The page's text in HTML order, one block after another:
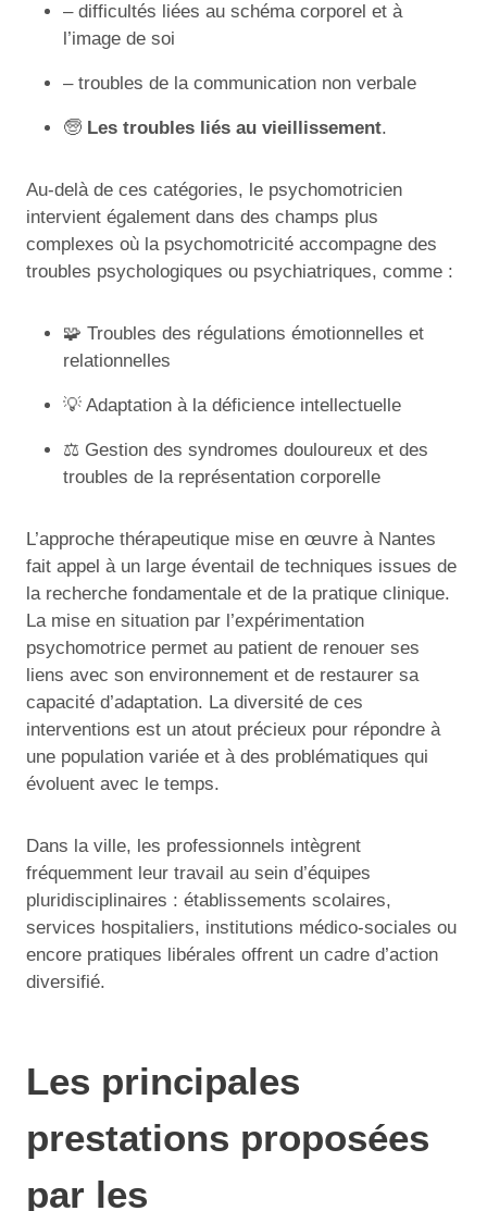
– difficultés liées au schéma corporel et à
l’image de soi
– troubles de la communication non verbale
🧓 Les troubles liés au vieillissement.
Au-delà de ces catégories, le psychomotricien
intervient également dans des champs plus
complexes où la psychomotricité accompagne des
troubles psychologiques ou psychiatriques, comme :
🧩 Troubles des régulations émotionnelles et
relationnelles
💡 Adaptation à la déficience intellectuelle
⚖️ Gestion des syndromes douloureux et des
troubles de la représentation corporelle
L’approche thérapeutique mise en œuvre à Nantes
fait appel à un large éventail de techniques issues de
la recherche fondamentale et de la pratique clinique.
La mise en situation par l’expérimentation
psychomotrice permet au patient de renouer ses
liens avec son environnement et de restaurer sa
capacité d’adaptation. La diversité de ces
interventions est un atout précieux pour répondre à
une population variée et à des problématiques qui
évoluent avec le temps.
Dans la ville, les professionnels intègrent
fréquemment leur travail au sein d’équipes
pluridisciplinaires : établissements scolaires,
services hospitaliers, institutions médico-sociales ou
encore pratiques libérales offrent un cadre d’action
diversifié.
Les principales
prestations proposées
par les